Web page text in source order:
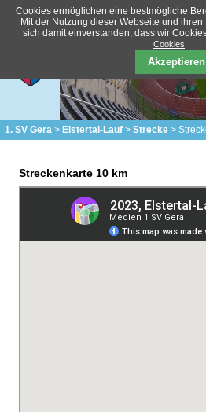
1. SV Gera Elstertal-Lauf Strecke
Streckenkarte 10 km
Cookies ermöglichen eine bestmögliche
Mit der Nutzung dieser Webseite und
sich damit einverstanden, dass wir
Cookies
Akzeptieren